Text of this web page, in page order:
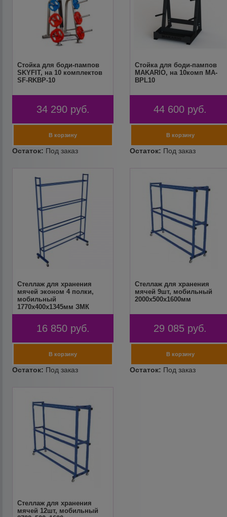
Стойка для боди-пампов
SKYFIT, на 10 комплектов
SF-RKBP-10
34 290 руб.
Стойка для боди-пампов
MAKARIO, на 10комп MA-
BPL10
44 600 руб.
Стеллаж для хранения
мячей эконом 4 полки,
мобильный
1770х400х1345мм ЗМК
16 850 руб.
Стеллаж для хранения
мячей 9шт, мобильный
2000х500x1600мм
29 085 руб.
Стеллаж для хранения
мячей 12шт, мобильный